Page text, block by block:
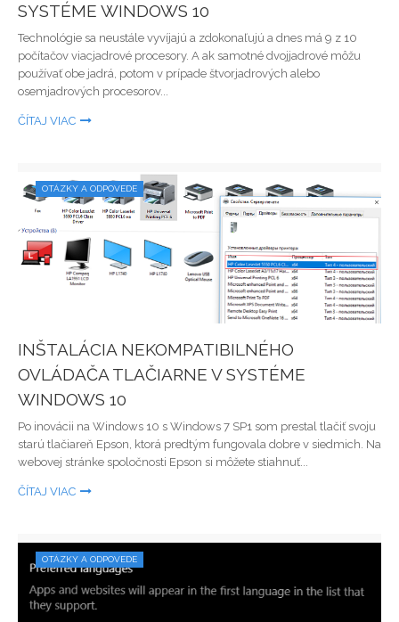
SYSTÉME WINDOWS 10
Technológie sa neustále vyvíjajú a zdokonaľujú a dnes má 9 z 10
počítačov viacjadrové procesory. A ak samotné dvojjadrové môžu
používať obe jadrá, potom v prípade štvorjadrových alebo
osemjadrových procesorov...
ČÍTAJ VIAC
OTÁZKY A ODPOVEDE
INŠTALÁCIA NEKOMPATIBILNÉHO
OVLÁDAČA TLAČIARNE V SYSTÉME
WINDOWS 10
Po inovácii na Windows 10 s Windows 7 SP1 som prestal tlačiť svoju
starú tlačiareň Epson, ktorá predtým fungovala dobre v siedmich. Na
webovej stránke spoločnosti Epson si môžete stiahnuť...
ČÍTAJ VIAC
OTÁZKY A ODPOVEDE